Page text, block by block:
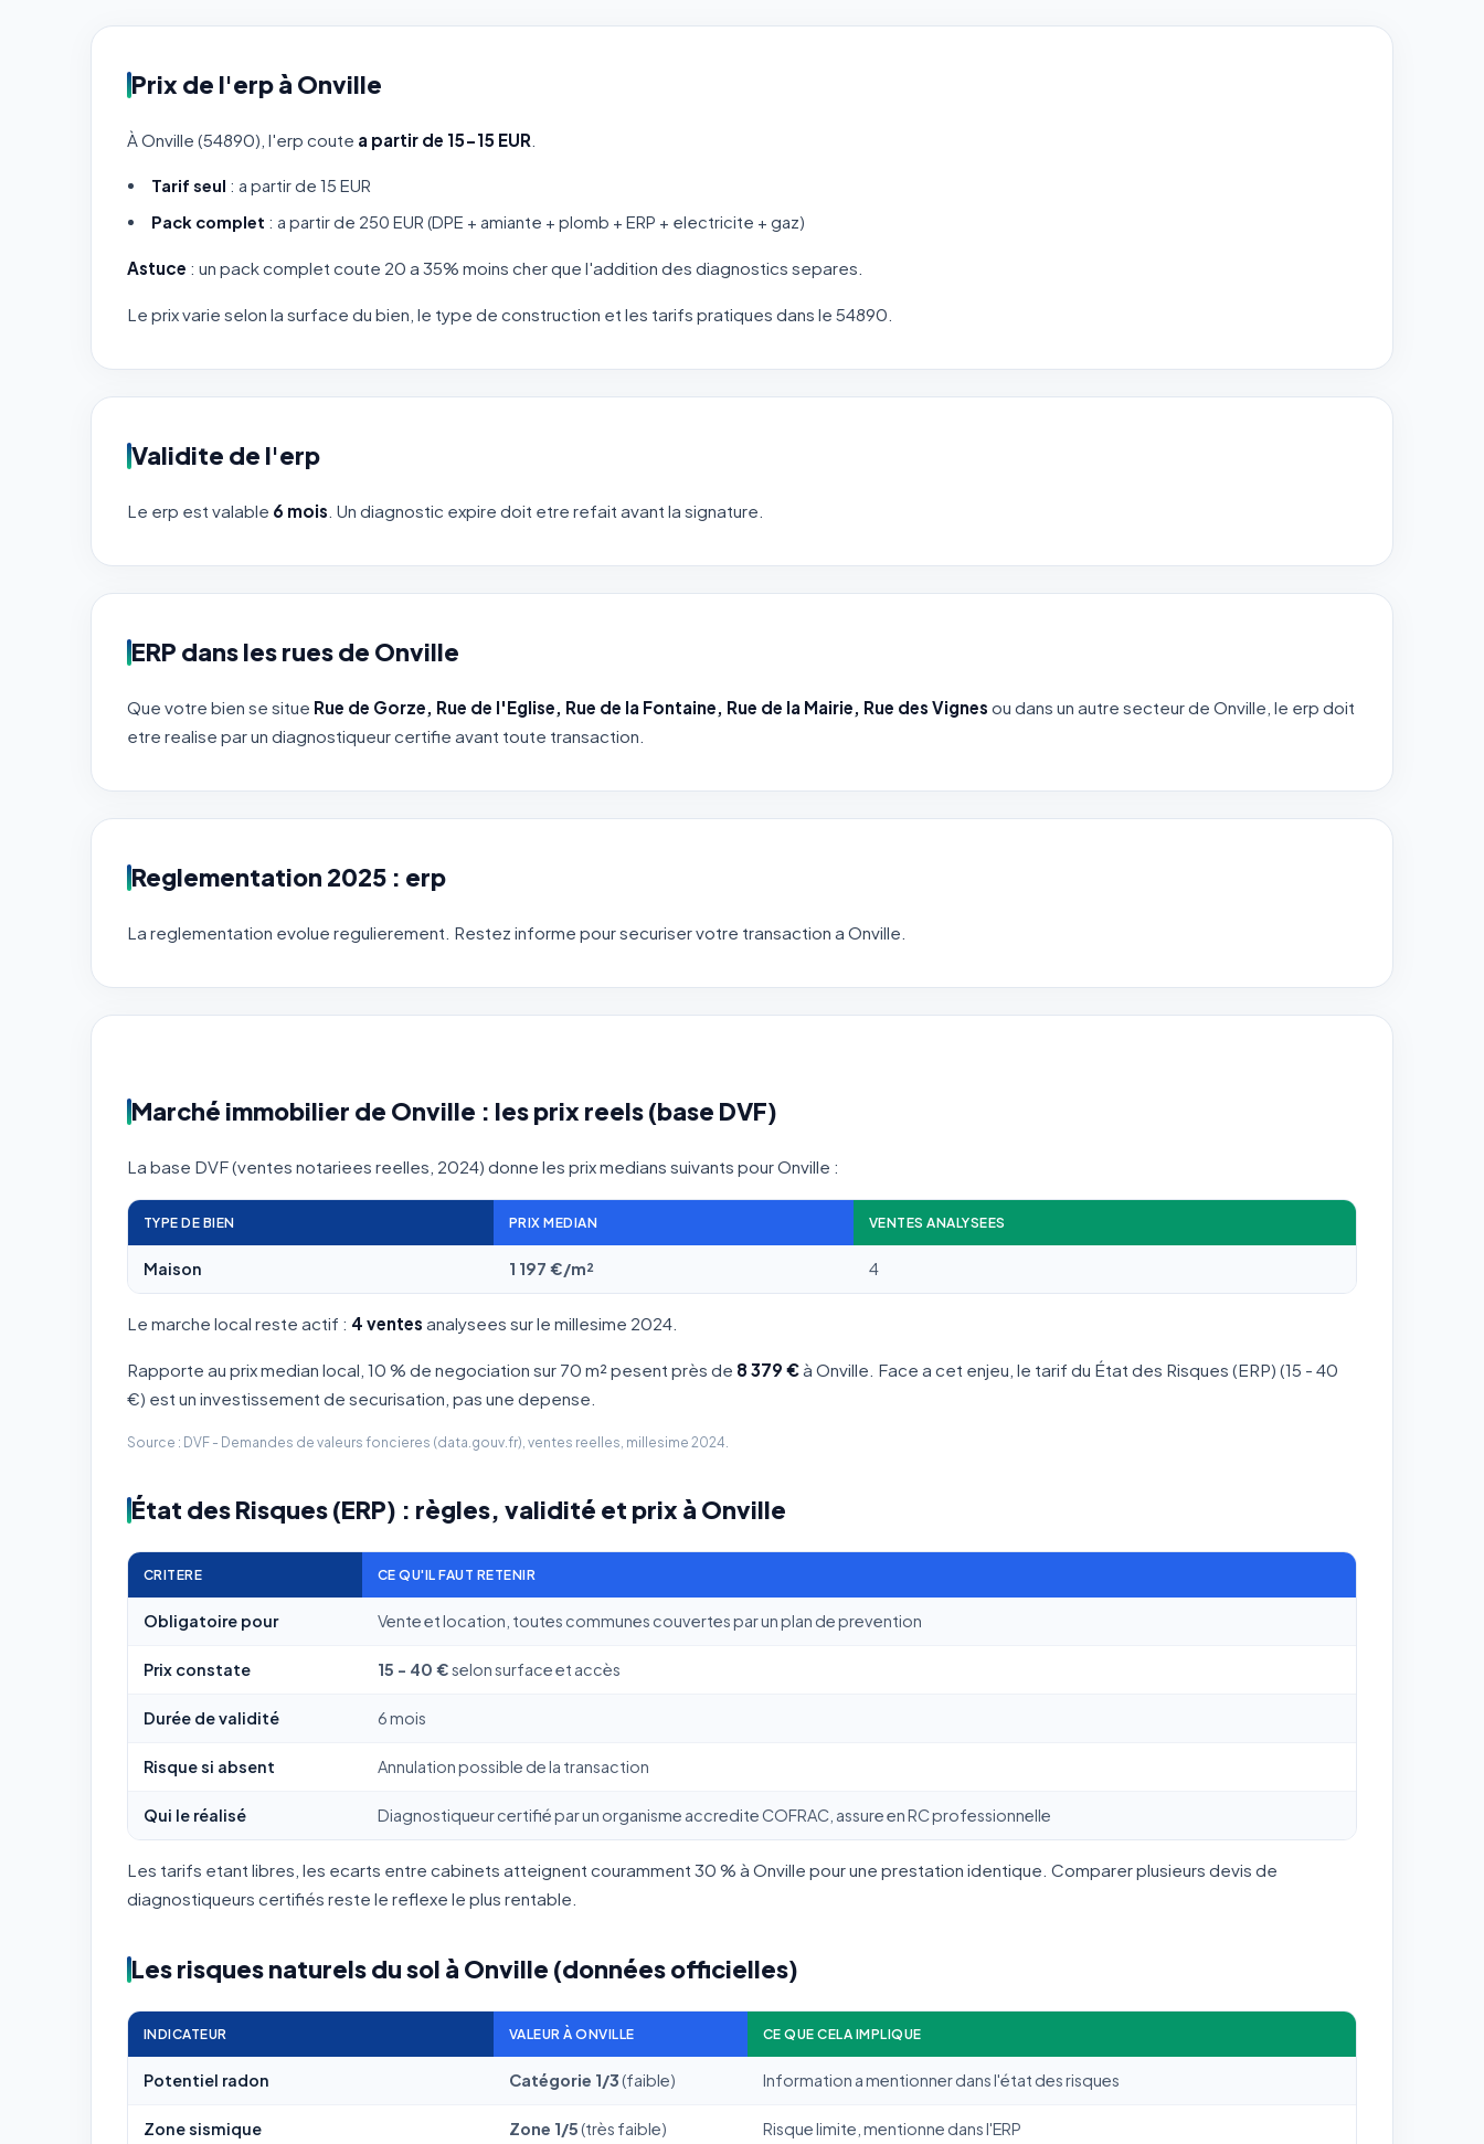
Prix de l'erp à Onville
À Onville (54890), l'erp coute a partir de 15-15 EUR
Tarif seul : a partir de 15 EUR
Pack complet : a partir de 250 EUR (DPE + amiante + plomb + ERP + electricite + gaz)
Astuce : un pack complet coute 20 a 35% moins cher que l'addition des diagnostics separes.
Le prix varie selon la surface du bien, le type de construction et les tarifs pratiques dans le 54890.
Validite de l'erp
Le erp est valable 6 mois . Un diagnostic expire doit etre refait avant la signature.
ERP dans les rues de Onville
Que votre bien se situe Rue de Gorze, Rue de l'Eglise, Rue de la Fontaine, Rue de la Mairie, Rue des Vignes ou dans un autre secteur de Onville, le erp doit
etre realise par un diagnostiqueur certifie avant toute transaction.
Reglementation 2025 : erp
La reglementation evolue regulierement. Restez informe pour securiser votre transaction a Onville.
Marché immobilier de Onville : les prix reels (base DVF)
La base DVF (ventes notariees reelles, 2024) donne les prix medians suivants pour Onville :
TYPE DE BIEN PRIX MEDIAN VENTES ANALYSEES
Maison 1 197 €/m² 4
Le marche local reste actif : 4 ventes analysees sur le millesime 2024.
Rapporte au prix median local, 10 % de negociation sur 70 m² pesent près de 8 379 €à Onville. Face a cet enjeu, le tarif du État des Risques (ERP) (15 - 40
€) est un investissement de securisation, pas une depense.
Source : DVF - Demandes de valeurs foncieres (data.gouv.fr), ventes reelles, millesime 2024.
État des Risques (ERP) : règles, validité et prix à Onville
CRITERE CE QU'IL FAUT RETENIR
Obligatoire pour Vente et location, toutes communes couvertes par un plan de prevention
Prix constate 15 - 40 €selon surface et accès
Durée de validité 6 mois
Risque si absent Annulation possible de la transaction
Qui le réalisé Diagnostiqueur certifié par un organisme accredite COFRAC, assure en RC professionnelle
Les tarifs etant libres, les ecarts entre cabinets atteignent couramment 30 % à Onville pour une prestation identique. Comparer plusieurs devis de
diagnostiqueurs certifiés reste le reflexe le plus rentable.
Les risques naturels du sol à Onville (données officielles)
INDICATEUR VALEUR À ONVILLE CE QUE CELA IMPLIQUE
Potentiel radon Catégorie 1/3(faible) Information a mentionner dans l'état des risques
Zone sismique Zone 1/5(très faible) Risque limite, mentionne dans l'ERP